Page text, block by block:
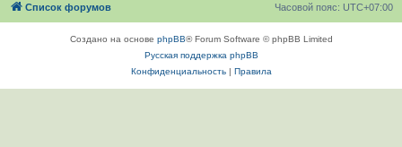
Список форумов Часовой пояс: UTC+07:00
Создано на основе phpBB® Forum Software © phpBB Limited
Русская поддержка phpBB
Конфиденциальность| Правила